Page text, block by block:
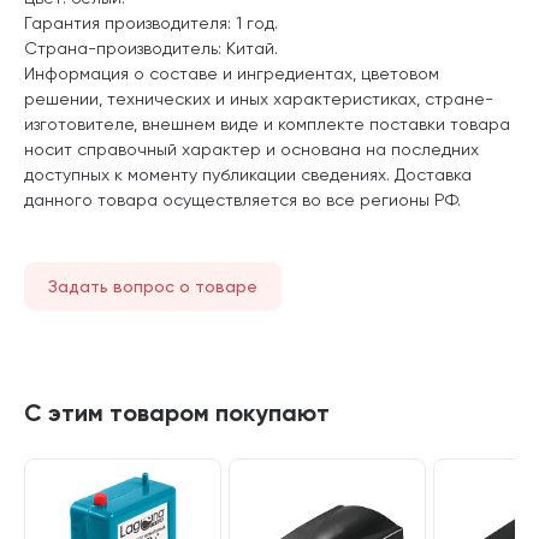
Гарантия производителя: 1 год.
Страна-производитель: Китай.
Информация о составе и ингредиентах, цветовом
решении, технических и иных характеристиках, стране-
изготовителе, внешнем виде и комплекте поставки товара
носит справочный характер и основана на последних
доступных к моменту публикации сведениях. Доставка
данного товара осуществляется во все регионы РФ.
Задать вопрос о товаре
С этим товаром покупают